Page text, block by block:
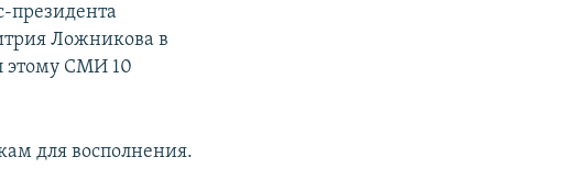
президента
Ложникова в
этому СМИ 10
для восполнения.